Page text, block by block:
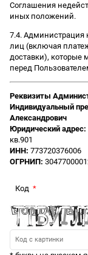
Соглашения
иных положений.
7.4. Администрация
лиц (включая
доставки), которые
перед
Реквизиты
Индивидуальный
Александрович
Юридический адрес:
кв.901
ИНН: 773720376006
ОГРНИП:
Код